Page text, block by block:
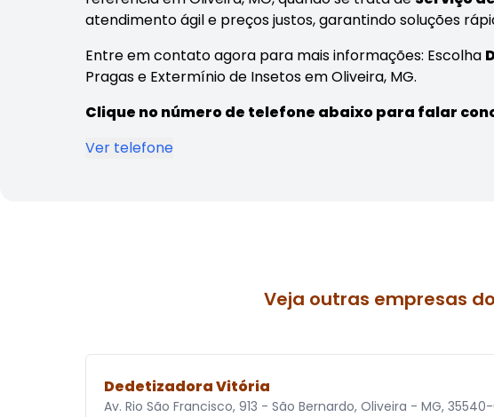
atendimento ágil e preços justos, garantindo soluções
Entre em contato agora para mais informações: Escolha
Pragas e Extermínio de Insetos em Oliveira, MG.
Clique no número de telefone abaixo para falar
Ver telefone
Veja outras empresas
Dedetizadora Vitória
Av. Rio São Francisco, 913 - São Bernardo, Oliveira - MG,